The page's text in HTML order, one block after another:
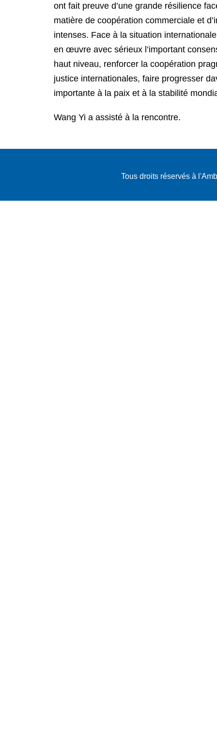
ont fait preuve d’une grande résilience
matière de coopération commerciale et
intenses. Face à la situation
en œuvre avec sérieux l’important
haut niveau, renforcer la coopération
justice internationales, faire progresser
importante à la paix et à la stabilité
Wang Yi a assisté à la rencontre.
Tous droits réservés à